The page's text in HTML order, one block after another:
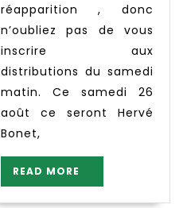
réapparition , donc
n’oubliez pas de vous
inscrire aux
distributions du samedi
matin. Ce samedi 26
août ce seront Hervé
Bonet,
READ MORE
MORE